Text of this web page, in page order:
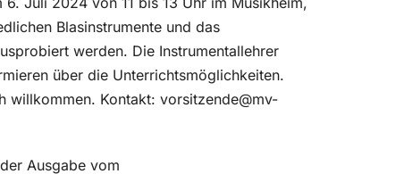
Blasinstrumente und das
werden. Die Instrumentallehrer
über die Unterrichtsmöglichkeiten.
willkommen. Kontakt: vorsitzende@mv-
Ausgabe vom